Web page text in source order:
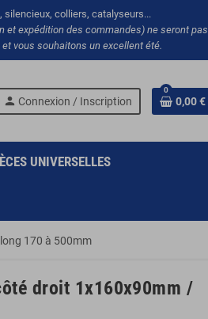
silencieux, colliers, catalyseurs...
et expédition des commandes) ne seront pas
vous souhaitons un excellent été.
person Connexion / Inscription
0
0,00 €
UNIVERSELLES
170 à 500mm
droit 1x160x90mm /